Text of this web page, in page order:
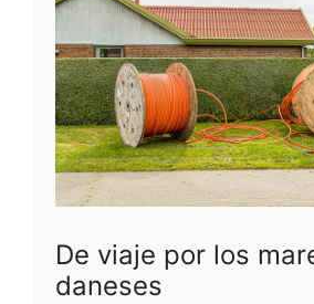
De viaje por los
daneses